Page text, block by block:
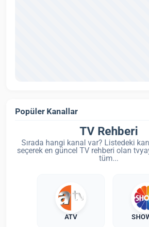
Popüler Kanallar
TV Rehberi
Sırada hangi kanal var? Listedeki
seçerek en güncel TV rehberi olan
tüm...
ATV